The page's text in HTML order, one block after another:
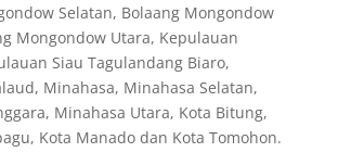
Selatan, Bolaang Mongondow
Mongondow Utara, Kepulauan
Siau Tagulandang Biaro,
Minahasa, Minahasa Selatan,
Minahasa Utara, Kota Bitung,
Kota Manado dan Kota Tomohon.